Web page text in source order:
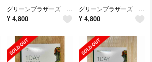
グリーンブラザーズ 1DAY クレンズセット
¥ 4,800
グリーンブラザーズ 1DAY クレンズセット
¥ 4,800